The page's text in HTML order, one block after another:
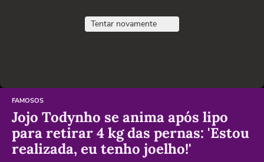
Tentar novamente
FAMOSOS
Jojo Todynho se anima após lipo
para retirar 4 kg das pernas: 'Estou
realizada, eu tenho joelho!'